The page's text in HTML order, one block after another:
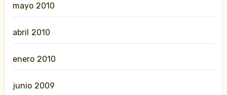
mayo 2010
abril 2010
enero 2010
junio 2009